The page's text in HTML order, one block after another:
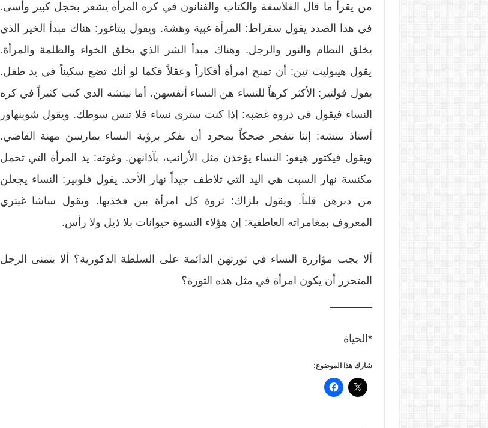
من يقرأ ما قال الفلاسفة والكتاب والفنانون في كره المرأة يشعر بخجل كبير وأسى.
في هذا الصدد يقول سقراط: المرأة غبية وهشة. ويقول بيتاغور: هناك مبدأ الخير الذي
يخلق النظام والنور والرجل. وهناك مبدأ الشر الذي يخلق الخواء والظلمة والمرأة.
يقول هيبوليت تين: أن تمنح امرأة أفكاراً وعقلاً فكما لو أنك تضع سكيناً في يد طفل.
يقول فولتير: الأكثر كرهاً للنساء هن النساء أنفسهن. أما نيتشه الذي كتب كثيراً في كره
النساء فيقول في ذروة غضبه: إذا كنت سترى نساء فلا تنس سوطك. ويقول شوبنهاور
أستاذ نيتشه: إننا ننفجر ضحكاً بمجرد أن نفكر برؤية النساء يمارسن مهنة القاضي.
ويقول فيكتور هيغو: النساء يؤخذن مثل الأرانب، بآذانهن. وغوته: يد المرأة التي تحمل
مكنسة نهار السبت هي اليد التي تلاطف جيداً نهار الأحد. يقول فلوبير: النساء يجعلن
من دبرهن قلباً. ويقول بلزاك: ثروة كل امرأة بين فخذيها. ويقول ساشا غيتري
المعروف بمغامراته العاطفية: إن هؤلاء النسوة حيوانات بلا ذيل ولا رأس.
ألا يجب مؤازرة النساء في ثورتهن الدائمة على السلطة الذكورية؟ ألا يتمنى الرجل
المتحرر أن يكون امرأة في مثل هذه الثورة؟
*الحياة
شارك هذا الموضوع: